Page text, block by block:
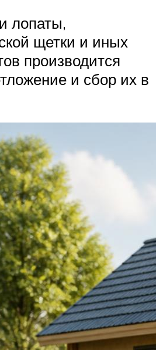
лопаты,
щетки и иных
производится
и сбор их в